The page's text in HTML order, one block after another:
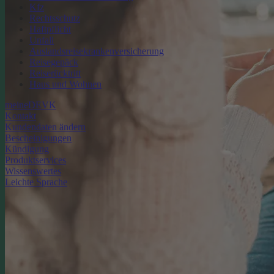
Kfz
Rechtsschutz
Haftpflicht
Unfall
Auslandsreisekrankenversicherung
Reisegepäck
Reiserücktritt
Haus und Wohnen
meineDEVK
Kontakt
Kundendaten ändern
Bescheinigungen
Kündigung
Produktservices
Wissenswertes
Leichte Sprache